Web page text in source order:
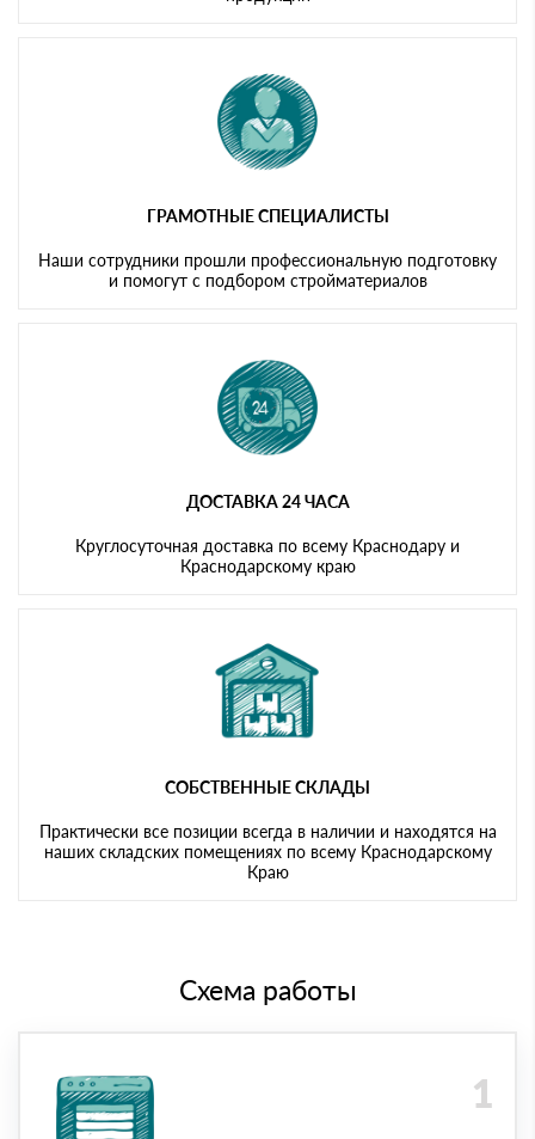
ГРАМОТНЫЕ СПЕЦИАЛИСТЫ
Наши сотрудники прошли профессиональную подготовку
и помогут с подбором стройматериалов
ДОСТАВКА 24 ЧАСА
Круглосуточная доставка по всему Краснодару и
Краснодарскому краю
СОБСТВЕННЫЕ СКЛАДЫ
Практически все позиции всегда в наличии и находятся на
наших складских помещениях по всему Краснодарскому
Краю
Схема работы